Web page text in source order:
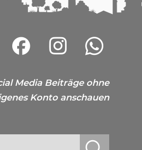
Media Beiträge ohne
Konto anschauen